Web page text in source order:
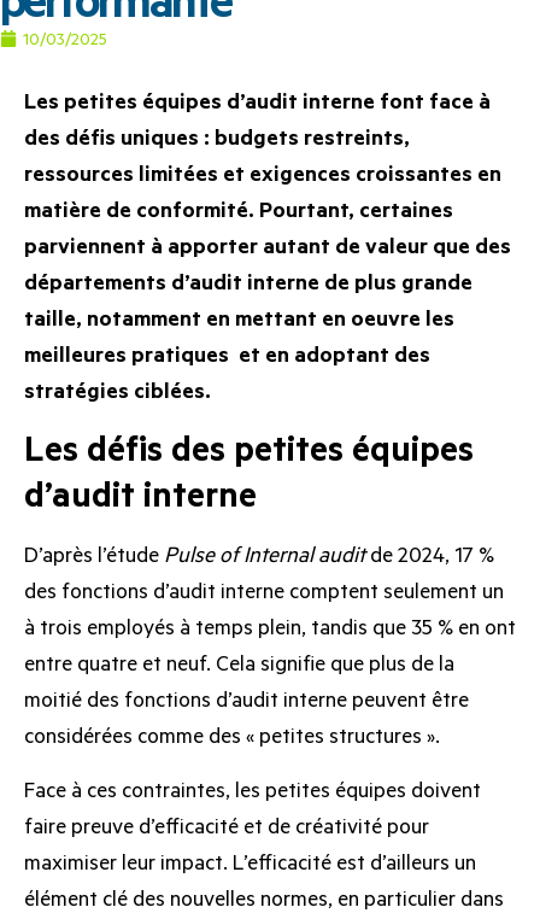
10/03/2025
Les petites équipes d’audit interne font face à
des défis uniques : budgets restreints,
ressources limitées et exigences croissantes en
matière de conformité. Pourtant, certaines
parviennent à apporter autant de valeur que des
départements d’audit interne de plus grande
taille, notamment en mettant en oeuvre les
meilleures pratiques et en adoptant des
stratégies ciblées.
Les défis des petites équipes
d’audit interne
D’après l’étude Pulse of Internal auditde 2024, 17 %
des fonctions d’audit interne comptent seulement un
à trois employés à temps plein, tandis que 35 % en ont
entre quatre et neuf. Cela signifie que plus de la
moitié des fonctions d’audit interne peuvent être
considérées comme des « petites structures ».
Face à ces contraintes, les petites équipes doivent
faire preuve d’efficacité et de créativité pour
maximiser leur impact. L’efficacité est d’ailleurs un
élément clé des nouvelles normes, en particulier dans